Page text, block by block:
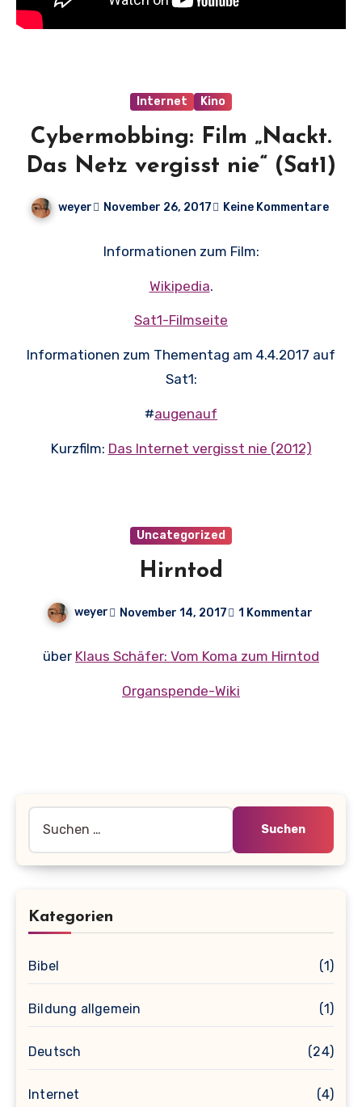
Internet Kino
Cybermobbing: Film „Nackt.
Das Netz vergisst nie“ (Sat1)
weyer November 26, 2017 Keine Kommentare
Informationen zum Film:
Wikipedia.
Sat1-Filmseite
Informationen zum Thementag am 4.4.2017 auf
Sat1:
#augenauf
Kurzfilm: Das Internet vergisst nie (2012)
Uncategorized
Hirntod
weyer November 14, 2017 1 Kommentar
über Klaus Schäfer: Vom Koma zum Hirntod
Organspende-Wiki
nach:
Kategorien
Bibel (1)
Bildung allgemein (1)
Deutsch (24)
Internet (4)